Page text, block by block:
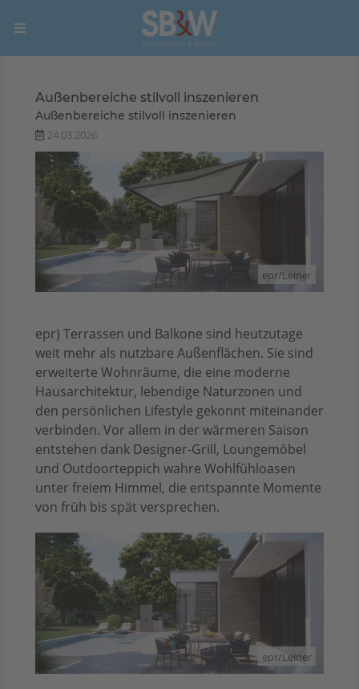
Außenbereiche stilvoll inszenieren
Außenbereiche stilvoll inszenieren
24.03.2026
epr/Leiner
epr) Terrassen und Balkone sind heutzutage
weit mehr als nutzbare Außenflächen. Sie sind
erweiterte Wohnräume, die eine moderne
Hausarchitektur, lebendige Naturzonen und
den persönlichen Lifestyle gekonnt miteinander
verbinden. Vor allem in der wärmeren Saison
entstehen dank Designer-Grill, Loungemöbel
und Outdoorteppich wahre Wohlfühloasen
unter freiem Himmel, die entspannte Momente
von früh bis spät versprechen.
epr/Leiner